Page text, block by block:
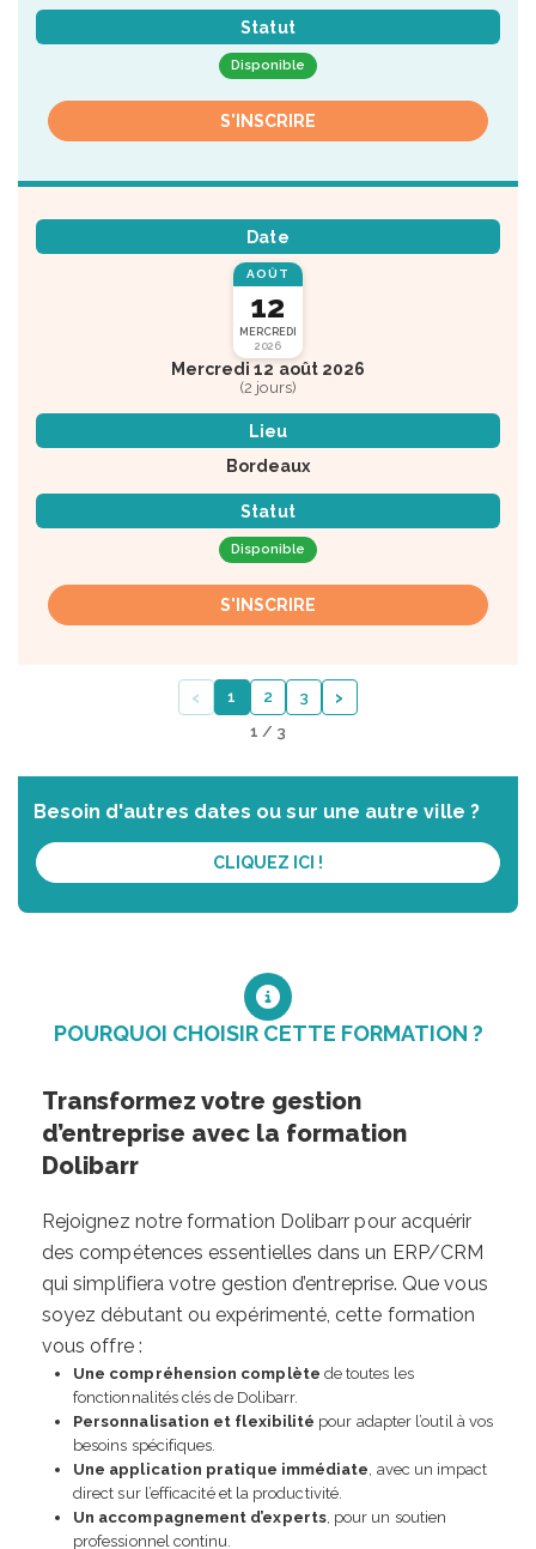
Statut
Disponible
S'INSCRIRE
Date
AOÛT
12
MERCREDI
2026
Mercredi 12 août 2026
(2 jours)
Lieu
Bordeaux
Statut
Disponible
S'INSCRIRE
‹ 1 2 3 ›
1 / 3
Besoin d'autres dates ou sur une autre ville ?
CLIQUEZ ICI !
POURQUOI CHOISIR CETTE FORMATION ?
Transformez votre gestion
d’entreprise avec la formation
Dolibarr
Rejoignez notre formation Dolibarr pour acquérir
des compétences essentielles dans un ERP/CRM
qui simplifiera votre gestion d’entreprise. Que vous
soyez débutant ou expérimenté, cette formation
vous offre :
Une compréhension complète de toutes les
fonctionnalités clés de Dolibarr.
Personnalisation et flexibilité pour adapter l’outil à vos
besoins spécifiques.
Une application pratique immédiate , avec un impact
direct sur l’efficacité et la productivité.
Un accompagnement d’experts, pour un soutien
professionnel continu.